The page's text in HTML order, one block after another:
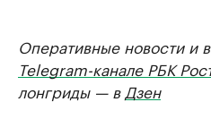
Оперативные новости и
Telegram-канале РБК
лонгриды — в Дзен